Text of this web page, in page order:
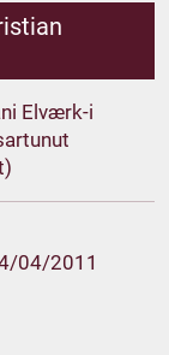
Elværk-i
04/2011